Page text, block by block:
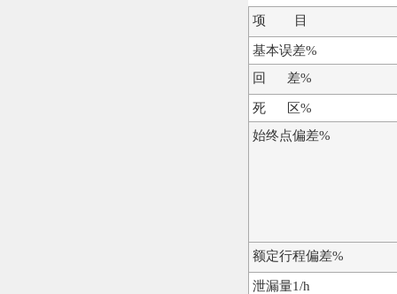
项 目
基本误差%
回 差%
死 区%
始终点偏差%
额定行程偏差%
泄漏量1/h